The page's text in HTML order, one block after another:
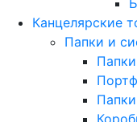
Канцелярские
Папки и